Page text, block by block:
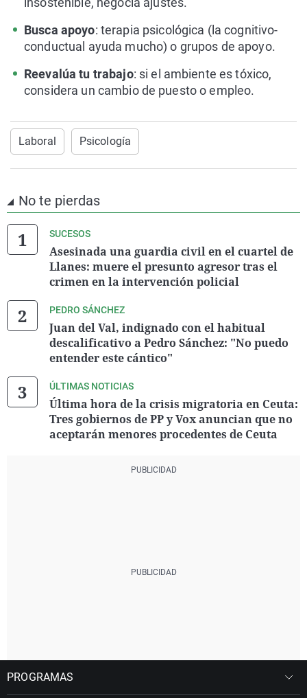
Busca apoyo: terapia psicológica (la cognitivo-
conductual ayuda mucho) o grupos de apoyo.
Reevalúa tu trabajo: si el ambiente es tóxico,
considera un cambio de puesto o empleo.
Laboral Psicología
No te pierdas
SUCESOS
Asesinada una guardia civil en el cuartel de
Llanes: muere el presunto agresor tras el
crimen en la intervención policial
PEDRO SÁNCHEZ
Juan del Val, indignado con el habitual
descalificativo a Pedro Sánchez: "No puedo
entender este cántico"
ÚLTIMAS NOTICIAS
Última hora de la crisis migratoria en Ceuta:
Tres gobiernos de PP y Vox anuncian que no
aceptarán menores procedentes de Ceuta
PROGRAMAS